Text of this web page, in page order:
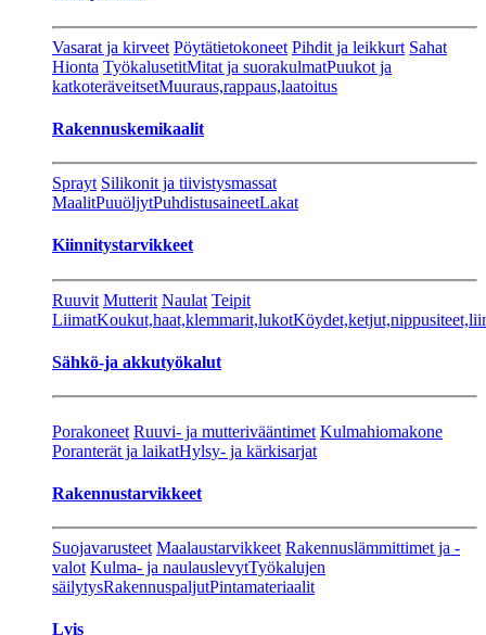
Vasarat ja kirveet Pöytätietokoneet Pihdit ja leikkurt Sahat
Hionta TyökalusetitMitat ja suorakulmatPuukot ja
katkoteräveitsetMuuraus,rappaus,laatoitus
Rakennuskemikaalit
Sprayt Silikonit ja tiivistysmassat
MaalitPuuöljytPuhdistusaineetLakat
Kiinnitystarvikkeet
Ruuvit Mutterit Naulat Teipit
LiimatKoukut,haat,klemmarit,lukot
Sähkö-ja akkutyökalut
Porakoneet Ruuvi- ja mutterivääntimet Kulmahiomakone
Poranterät ja laikatHylsy- ja kärkisarjat
Rakennustarvikkeet
Suojavarusteet Maalaustarvikkeet Rakennuslämmittimet ja -
valot Kulma- ja naulauslevytTyökalujen
säilytysRakennuspaljutPintamateriaalit
Lvis